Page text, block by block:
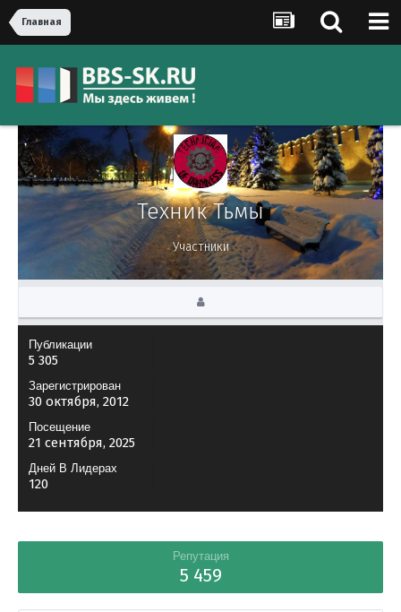
Главная
Техник Тьмы
Участники
Публикации
5 305
Зарегистрирован
30 октября, 2012
Посещение
21 сентября, 2025
Дней В Лидерах
120
Репутация
5 459